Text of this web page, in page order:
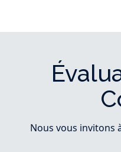
Nous vous invitons